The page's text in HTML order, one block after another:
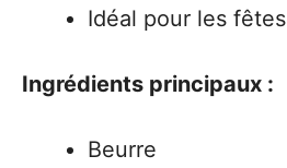
Idéal pour les fêtes
Ingrédients principaux :
Beurre